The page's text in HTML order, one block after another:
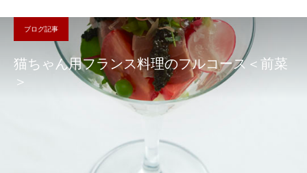
ブログ記事
猫ちゃん用フランス料理のフルコース＜前菜
＞